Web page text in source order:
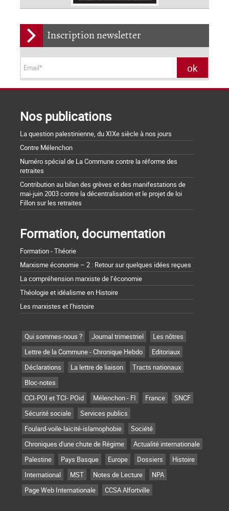
Inscription newsletter
Nos publications
La question palestinienne, du XIXe siècle à nos jours
Contre Mélenchon
Numéro spécial de La Commune contre la réforme des
retraites
Contribution au bilan des grèves et des manifestations de
mai-juin 2003 contre la décentralisation et le projet de loi
Fillon sur les retraites
Formation, documentation
Formation - Théorie
Marxisme économie – 2 : Retour sur quelques idées reçues
La compréhension marxiste de l’économie
Théologie et idéalisme en Histoire
Les marxistes et l’histoire
Qui sommes-nous ? Journal trimestriel
Les nôtres
Lettre de la Commune - Chronique Hebdo
Editoriaux
Déclarations
La lettre de liaison
Tracts nationaux
Bloc-notes
CCI-POI et TCI- POid
Mélenchon - FI France
SNCF
Sécurité sociale
Services publics
Foulard-voile-laïcité-islamophobie
Société
Chroniques d'une chute de Régime
Actualité internationale
Palestine
Pays Basque Europe Dossiers
Histoire
International
MST Notes de Lecture
NPA
Page Web Internationale
CCSA Alfortville